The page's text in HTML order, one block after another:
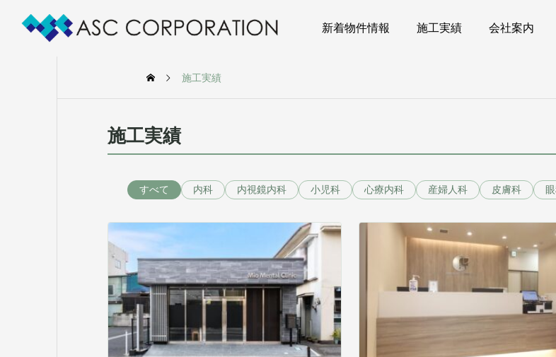
新着物件情報 施工実績 会社案内
施工実績
施工実績
すべて 内科 内視鏡内科 小児科 心療内科 産婦人科 皮膚科